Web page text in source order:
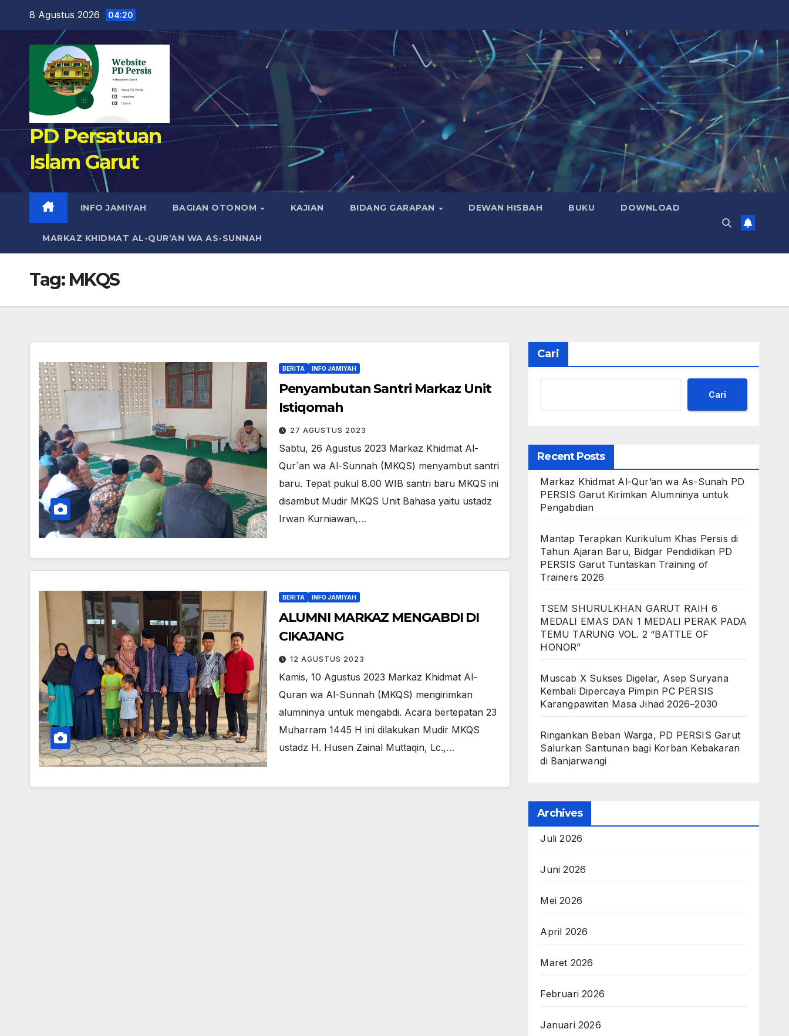
content
8 Agustus 2026 04:20
PD Persatuan
Islam Garut
INFO JAMIYAH BAGIAN OTONOM KAJIAN BIDANG GARAPAN DEWAN HISBAH BUKU DOWNLOAD
MARKAZ KHIDMAT AL-QUR’AN WA AS-SUNNAH
Tag: MKQS
BERITA INFO JAMIYAH
Penyambutan Santri Markaz Unit
Istiqomah
27 AGUSTUS 2023
Sabtu, 26 Agustus 2023 Markaz Khidmat Al-
Qur`an wa Al-Sunnah (MKQS) menyambut santri
baru. Tepat pukul 8.00 WIB santri baru MKQS ini
disambut Mudir MKQS Unit Bahasa yaitu ustadz
Irwan Kurniawan,…
BERITA INFO JAMIYAH
ALUMNI MARKAZ MENGABDI DI
CIKAJANG
12 AGUSTUS 2023
Kamis, 10 Agustus 2023 Markaz Khidmat Al-
Quran wa Al-Sunnah (MKQS) mengirimkan
alumninya untuk mengabdi. Acara bertepatan 23
Muharram 1445 H ini dilakukan Mudir MKQS
ustadz H. Husen Zainal Muttaqin, Lc.,…
Cari
Cari
Recent Posts
Markaz Khidmat Al-Qur’an wa As-Sunah PD
PERSIS Garut Kirimkan Alumninya untuk
Pengabdian
Mantap Terapkan Kurikulum Khas Persis di
Tahun Ajaran Baru, Bidgar Pendidikan PD
PERSIS Garut Tuntaskan Training of
Trainers 2026
TSEM SHURULKHAN GARUT RAIH 6
MEDALI EMAS DAN 1 MEDALI PERAK PADA
TEMU TARUNG VOL. 2 “BATTLE OF
HONOR”
Muscab X Sukses Digelar, Asep Suryana
Kembali Dipercaya Pimpin PC PERSIS
Karangpawitan Masa Jihad 2026–2030
Ringankan Beban Warga, PD PERSIS Garut
Salurkan Santunan bagi Korban Kebakaran
di Banjarwangi
Archives
Juli 2026
Juni 2026
Mei 2026
April 2026
Maret 2026
Februari 2026
Januari 2026